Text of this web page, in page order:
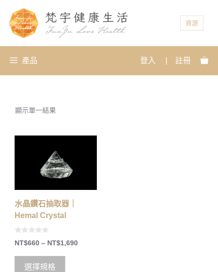
資源
產品 登入 註冊
顯示單一結果
水晶鑽石抽取器｜
Hemal Crystal
0
oNT$660 – NT$1,690
選擇規格